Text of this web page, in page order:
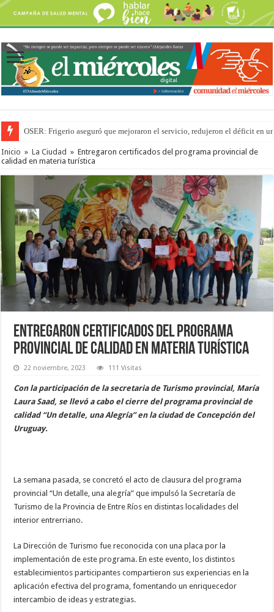
OSER: Frigerio aseguró que mejoraron el servicio, redujeron el déficit en
Inicio » La Ciudad » Entregaron certificados del programa provincial de
calidad en materia turística
Entregaron certificados del programa
provincial de calidad en materia turística
22 noviembre, 2023 111 Visitas
Con la participación de la secretaria de Turismo provincial, María
Laura Saad, se llevó a cabo el cierre del programa provincial de
calidad “Un detalle, una Alegría” en la ciudad de Concepción del
Uruguay.
La semana pasada, se concretó el acto de clausura del programa
provincial “Un detalle, una alegría” que impulsó la Secretaría de
Turismo de la Provincia de Entre Ríos en distintas localidades del
interior entrerriano.
La Dirección de Turismo fue reconocida con una placa por la
implementación de este programa. En este evento, los distintos
establecimientos participantes compartieron sus experiencias en la
aplicación efectiva del programa, fomentando un enriquecedor
intercambio de ideas y estrategias.